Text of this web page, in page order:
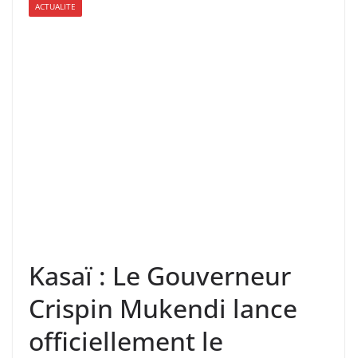
ACTUALITE
Kasaï : Le Gouverneur
Crispin Mukendi lance
officiellement le